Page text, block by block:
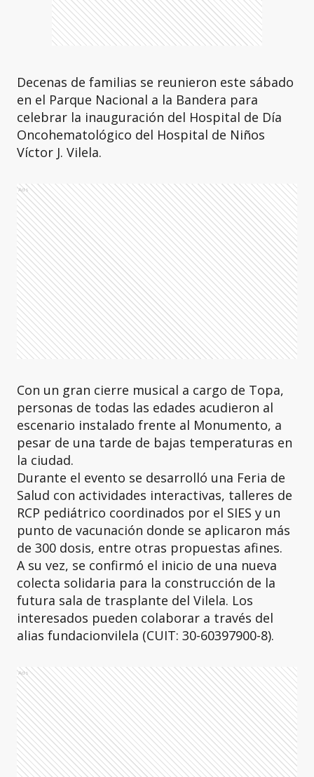
Decenas de familias se reunieron este sábado
en el Parque Nacional a la Bandera para
celebrar la inauguración del Hospital de Día
Oncohematológico del Hospital de Niños
Víctor J. Vilela.
Ads
Con un gran cierre musical a cargo de Topa,
personas de todas las edades acudieron al
escenario instalado frente al Monumento, a
pesar de una tarde de bajas temperaturas en
la ciudad.
Durante el evento se desarrolló una Feria de
Salud con actividades interactivas, talleres de
RCP pediátrico coordinados por el SIES y un
punto de vacunación donde se aplicaron más
de 300 dosis, entre otras propuestas afines.
A su vez, se confirmó el inicio de una nueva
colecta solidaria para la construcción de la
futura sala de trasplante del Vilela. Los
interesados pueden colaborar a través del
alias fundacionvilela (CUIT: 30-60397900-8).
Ads